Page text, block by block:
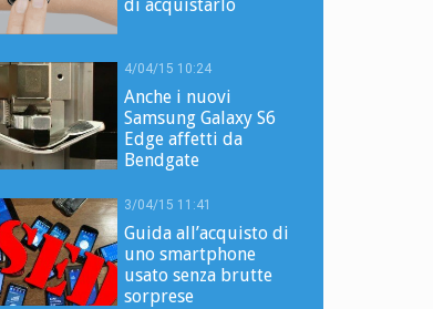
di acquistarlo
4/04/15 10:24
Anche i nuovi
Samsung Galaxy S6
Edge affetti da
Bendgate
3/04/15 11:41
Guida all’acquisto di
uno smartphone
usato senza brutte
sorprese